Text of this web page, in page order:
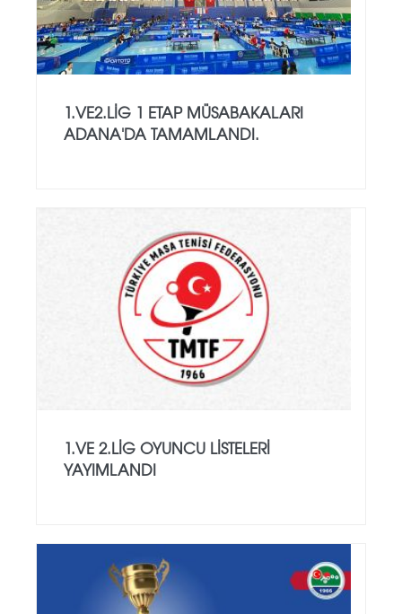
1.VE2.LİG 1 ETAP MÜSABAKALARI
ADANA'DA TAMAMLANDI.
1.VE 2.LIG OYUNCU LISTELERI
YAYIMLANDI